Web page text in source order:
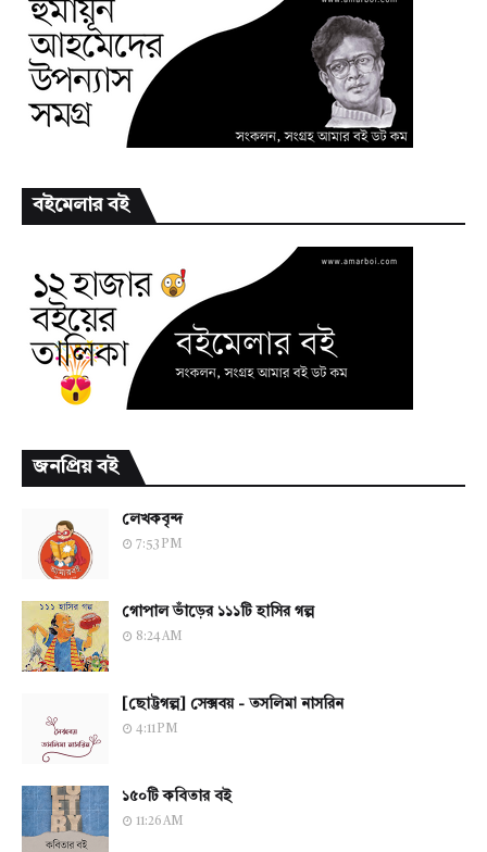
বইমেলার বই
জনপ্রিয় বই
লেখকবৃন্দ
7:53 PM
গোপাল ভাঁড়ের ১১১টি হাসির গল্প
8:24 AM
[ছোট্টগল্প] সেক্সবয় - তসলিমা নাসরিন
4:11 PM
১৫০টি কবিতার বই
11:26 AM